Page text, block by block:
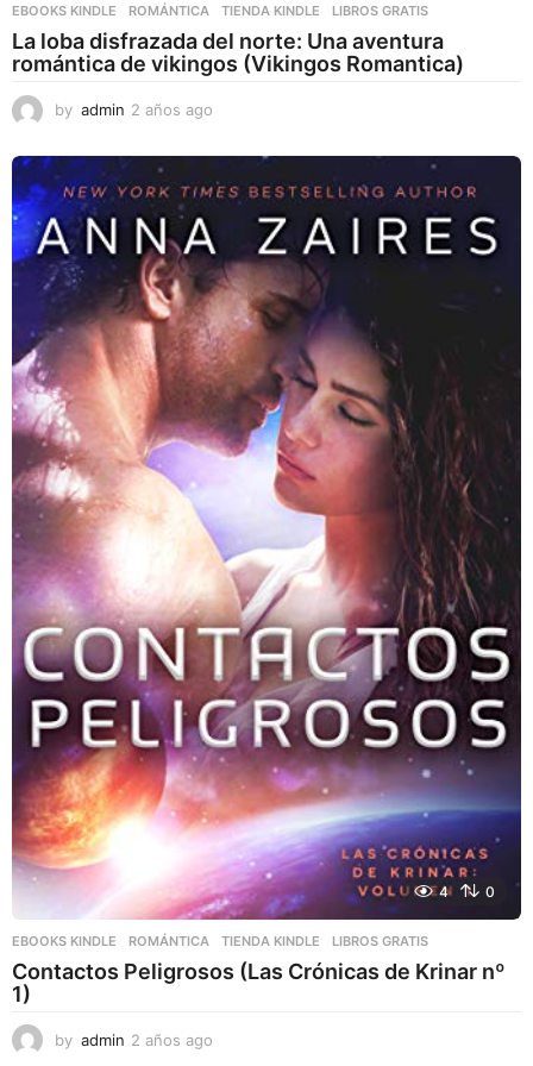
EBOOKS KINDLE ,ROMÁNTICA ,TIENDA KINDLE LIBROS GRATIS
La loba disfrazada del norte: Una aventura
romántica de vikingos (Vikingos Romantica)
by admin 2 años ago
ñ
o
s
g
o
4 0
EBOOKS KINDLE ,ROMÁNTICA ,TIENDA KINDLE LIBROS GRATIS
Contactos Peligrosos (Las Crónicas de Krinar nº
1)
by admin 2 años ago